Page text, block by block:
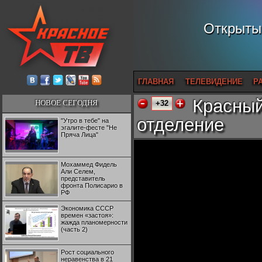
ГЛАВНАЯ ТЕЛЕВИДЕНИЕ
НОВОЕ СЕГОДНЯ
"Утро в тебе" на
эгалите-фесте "Не
Пряча Лица"
Мохаммед Фидель
Али Селем,
представитель
фронта Полисарио в
РФ
Экономика СССР
времен «застоя»:
жажда планомерности
(часть 2)
Рост социального
неравенства в 21
+32
отделение